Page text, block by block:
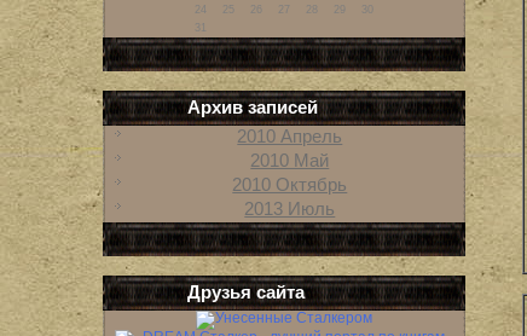
24
25 26 27 28 29
30
31
Архив записей
2010 Апрель
2010 Май
2010 Октябрь
2013 Июль
Друзья сайта